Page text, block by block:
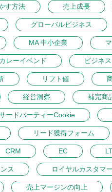
す方法 売上成長
グローバルビジネス
MA 中小企業
カレーイベンド ビジネス
リフト値
経営洞察 補完商
ードパーティーCookie
リード獲得フォーム
CRM EC
ス ロイヤルカスタマ
売上マージンの向上